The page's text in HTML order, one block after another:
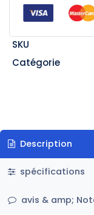
SKU
Catégorie
Description
spécifications
avis & amp;